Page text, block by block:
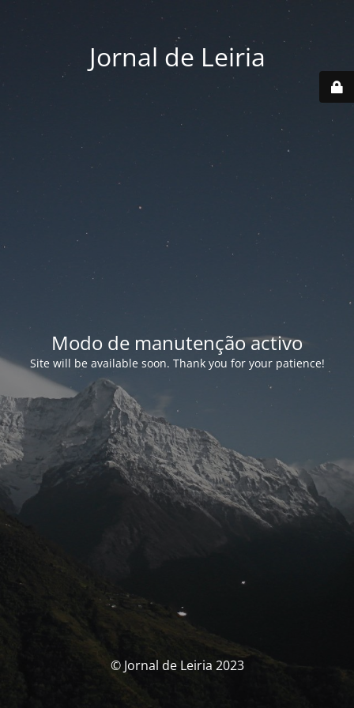
Jornal de Leiria
Modo de manutenção activo
Site will be available soon. Thank you for your patience!
© Jornal de Leiria 2023